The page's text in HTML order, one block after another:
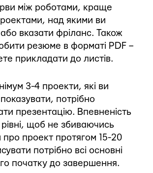
між роботами, краще
над якими ви
вказати фріланс. Також
резюме в форматі PDF –
прикладати до листів.
3-4 проекти, які ви
потрібно
презентацію. Впевненість
щоб не збиваючись
про проект протягом 15-20
потрібно всі основні
початку до завершення.